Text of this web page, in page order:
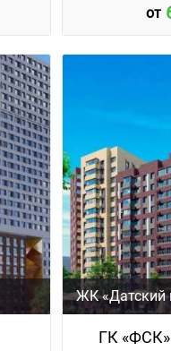
от
ЖК «Датский
ГК «ФСК»